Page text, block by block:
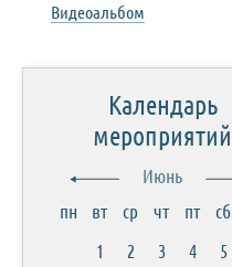
Видеоальбом
Календарь
мероприятий
Июнь
пн
вт ср чт пт сб
1
2 3 4 5